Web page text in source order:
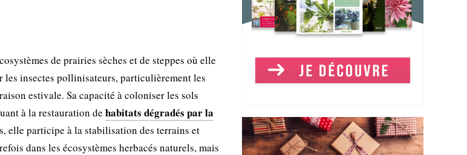
de prairies sèches et de steppes où elle
insectes pollinisateurs, particulièrement les
estivale. Sa capacité à coloniser les sols
à la restauration de habitats dégradés par la
elle participe à la stabilisation des terrains et
dans les écosystèmes herbacés naturels, mais